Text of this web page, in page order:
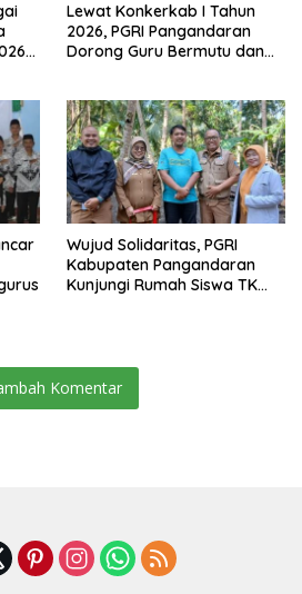
Lewat Konkerkab I Tahun
2026, PGRI Pangandaran
Dorong Guru Bermutu dan
Wujud Solidaritas, PGRI
Kabupaten Pangandaran
Kunjungi Rumah Siswa TK
Komentar